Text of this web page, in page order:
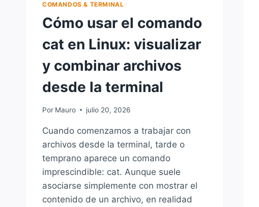
COMANDOS & TERMINAL
Cómo usar el comando
cat en Linux: visualizar
y combinar archivos
desde la terminal
Por Mauro julio 20, 2026
Cuando comenzamos a trabajar con
archivos desde la terminal, tarde o
temprano aparece un comando
imprescindible: cat. Aunque suele
asociarse simplemente con mostrar el
contenido de un archivo, en realidad